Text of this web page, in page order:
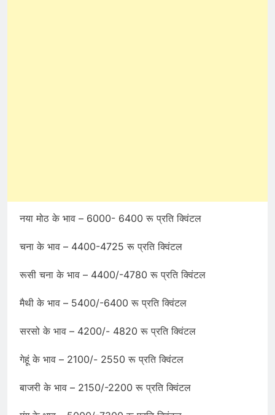
नया मोठ के भाव – 6000- 6400 रू प्रति क्विंटल
चना के भाव – 4400-4725 रू प्रति क्विंटल
रूसी चना के भाव – 4400/-4780 रू प्रति क्विंटल
मैथी के भाव – 5400/-6400 रू प्रति क्विंटल
सरसो के भाव – 4200/- 4820 रू प्रति क्विंटल
गेहूं के भाव – 2100/- 2550 रू प्रति क्विंटल
बाजरी के भाव – 2150/-2200 रू प्रति क्विंटल